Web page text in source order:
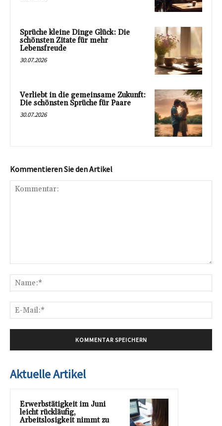
Sprüche kleine Dinge Glück: Die
schönsten Zitate für mehr
Lebensfreude
30.07.2026
Verliebt in die gemeinsame Zukunft:
Die schönsten Sprüche für Paare
30.07.2026
Kommentieren Sie den Artikel
Aktuelle Artikel
Erwerbstätigkeit im Juni
leicht rückläufig,
Arbeitslosigkeit nimmt zu